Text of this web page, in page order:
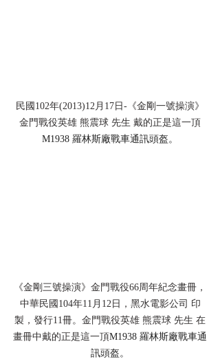
民國102年(2013)12月17日-《金剛一號操演》
金門戰役英雄 熊震球 先生 戴的正是這一頂
M1938 羅林斯廠戰車通訊頭盔。
《金剛三號操演》金門戰役66周年紀念畫冊，
中華民國104年11月12日，黑水電影公司 印
製，發行11冊。金門戰役英雄 熊震球 先生 在
畫冊中戴的正是這一頂M1938 羅林斯廠戰車通
訊頭盔。